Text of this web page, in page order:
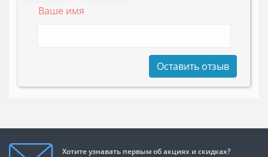
Ваше имя
Оставить отзыв
Хотите узнавать первым об акциях и скидках?